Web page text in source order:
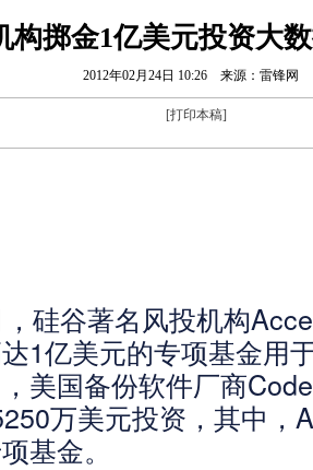
构掷金1亿美元投资大
2012年02月24日 10:26 来源：雷锋网
[打印本稿]
谷著名风投机构
1亿美元的专项基金用
美国备份软件厂商
万美元投资，其中，
基金。